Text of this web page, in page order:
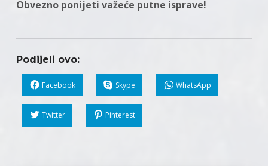
Obvezno ponijeti važeće putne isprave!
Podijeli ovo:
Facebook Skype WhatsApp
Twitter Pinterest